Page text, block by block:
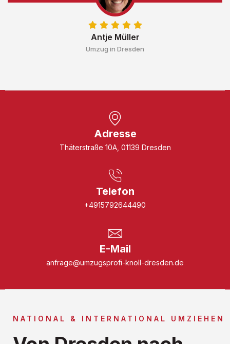
Antje Müller
Umzug in Dresden
Adresse
Thäterstraße 10A, 01139 Dresden
Telefon
+4915792644490
E-Mail
anfrage@umzugsprofi-knoll-dresden.de
NATIONAL & INTERNATIONAL UMZIEHEN